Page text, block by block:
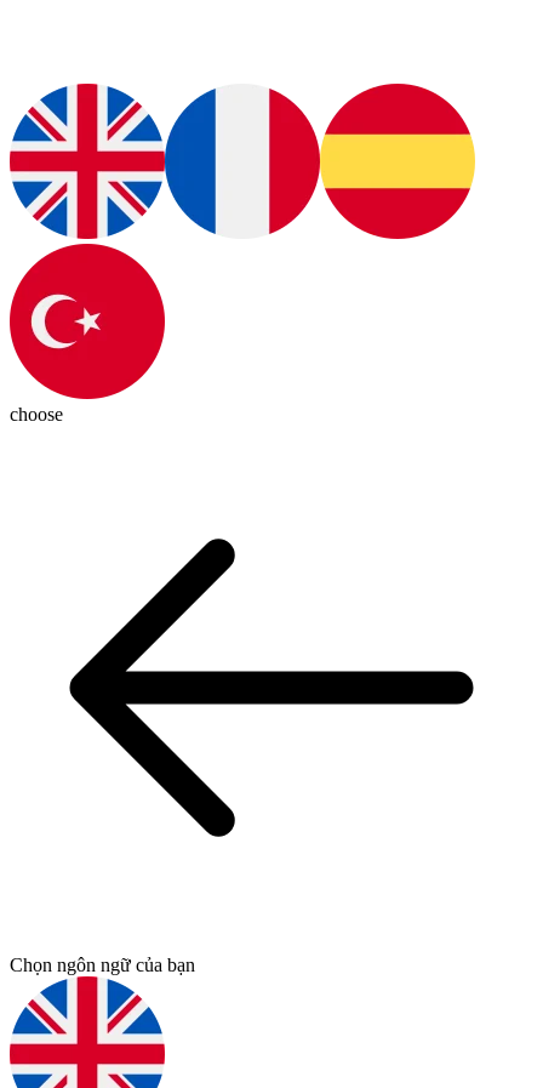
choose
Chọn ngôn ngữ của bạn